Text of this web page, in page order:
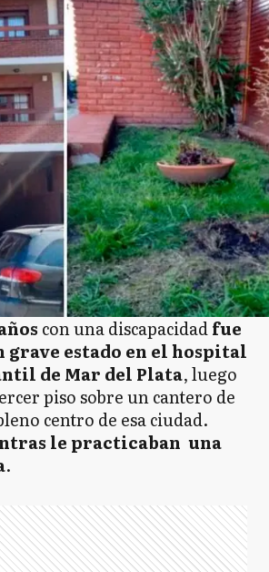
con una discapacidadfue
grave estado en el hospital
de Mar del Plata, luego
piso sobre un cantero de
centro de esa ciudad.
le practicaban una
.